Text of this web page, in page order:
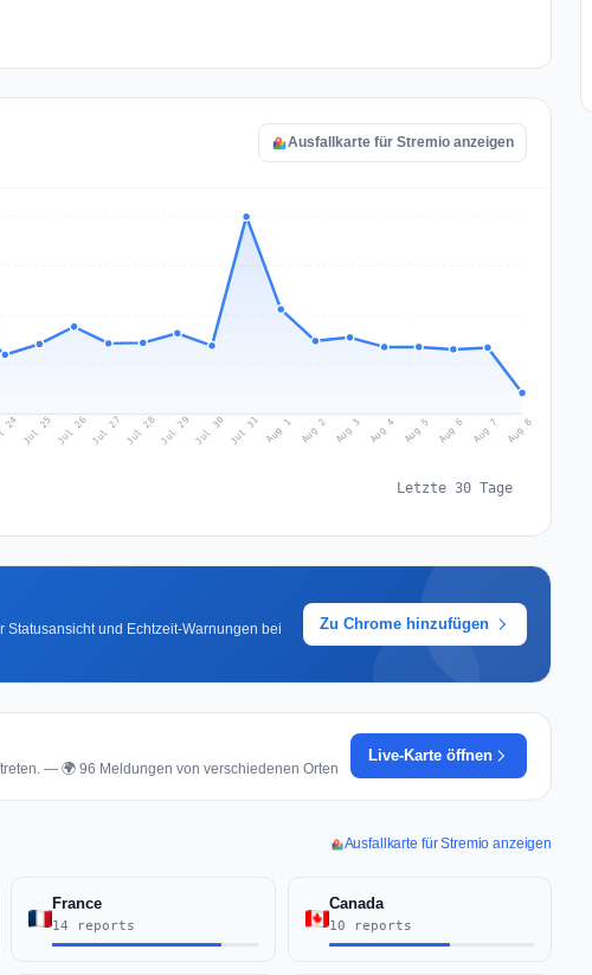
Ausfallkarte für Stremio anzeigen
Jul 25 Jul 26Jul 27 Jul 28Jul 29 Jul 30 Jul 31 Aug 1 Aug 2 Aug 3 Aug 4 Aug 5 Aug 6 Aug 7 Aug 8
Letzte 30 Tage
und Echtzeit-Warnungen bei
Zu Chrome hinzufügen
— 🌍 96 Meldungen von verschiedenen Orten
Live-Karte öffnen
Ausfallkarte für Stremio anzeigen
France
14 reports
Canada
10 reports